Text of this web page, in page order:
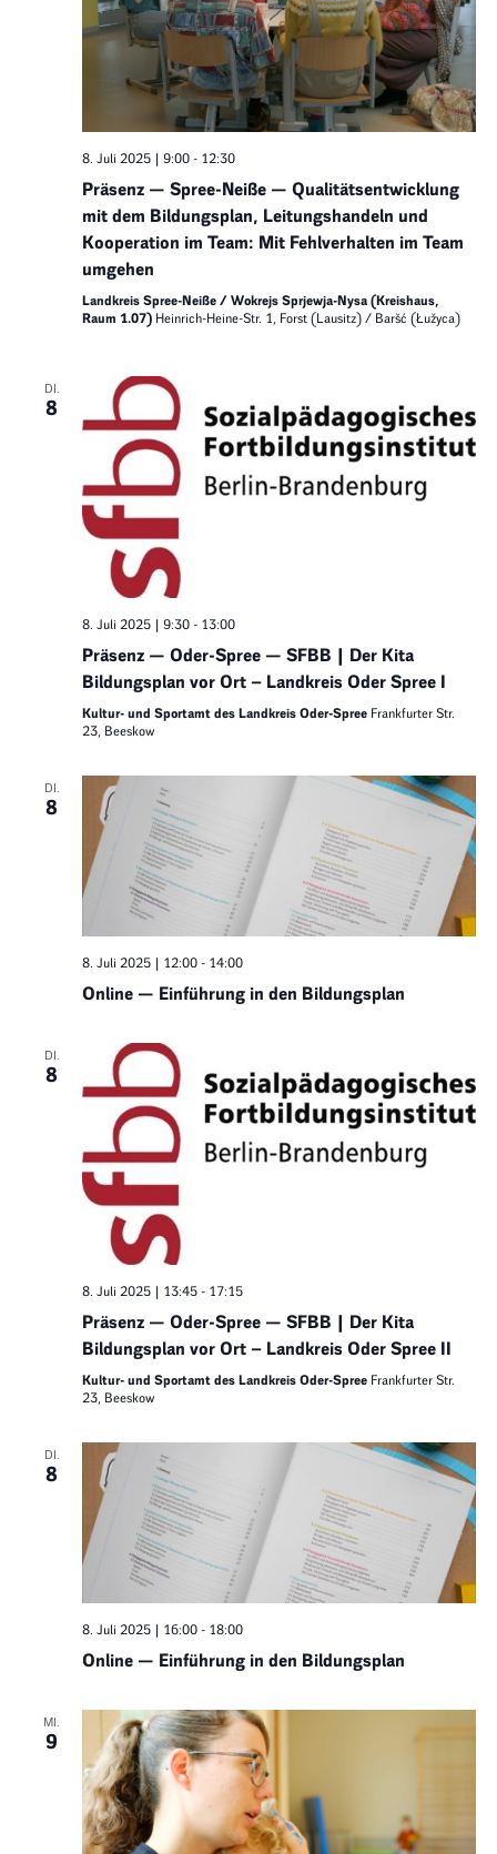
8. Juli 2025 | 9:00- 12:30
Präsenz — Spree-Neiße — Qualitätsentwicklung
mit dem Bildungsplan, Leitungshandeln und
Kooperation im Team: Mit Fehlverhalten im Team
umgehen
Landkreis Spree-Neiße / Wokrejs Sprjewja-Nysa (Kreishaus,
Raum 1.07) Heinrich-Heine-Str. 1, Forst (Lausitz) / Baršć (Łužyca)
DI.
8
8. Juli 2025 | 9:30- 13:00
Präsenz — Oder-Spree — SFBB | Der Kita
Bildungsplan vor Ort – Landkreis Oder Spree I
Kultur- und Sportamt des Landkreis Oder-Spree Frankfurter Str.
23, Beeskow
DI.
8
8. Juli 2025 | 12:00- 14:00
Online — Einführung in den Bildungsplan
DI.
8
8. Juli 2025 | 13:45- 17:15
Präsenz — Oder-Spree — SFBB | Der Kita
Bildungsplan vor Ort – Landkreis Oder Spree II
Kultur- und Sportamt des Landkreis Oder-Spree Frankfurter Str.
23, Beeskow
DI.
8
8. Juli 2025 | 16:00- 18:00
Online — Einführung in den Bildungsplan
MI.
9